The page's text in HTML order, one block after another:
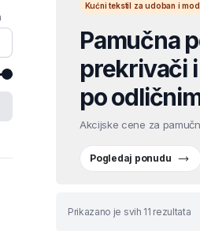
Kućni tekstil za udoban i
Pamučna
prekrivači
po
Akcijske cene za
Pogledaj ponudu
Prikazano je svih 11 rezultata